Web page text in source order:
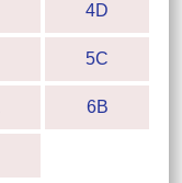
4D
5C
6B